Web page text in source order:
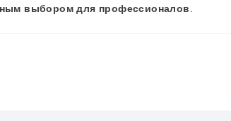
выбором для профессионалов